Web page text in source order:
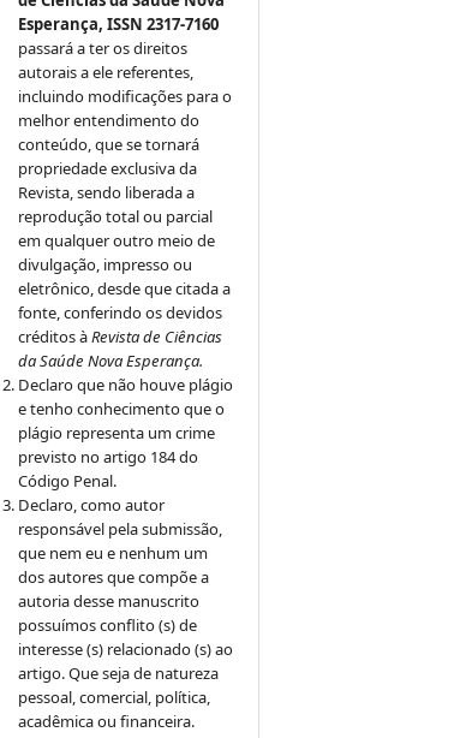
Esperança, ISSN 2317-7160
passará a ter os direitos
autorais a ele referentes,
incluindo modificações para o
melhor entendimento do
conteúdo, que se tornará
propriedade exclusiva da
Revista, sendo liberada a
reprodução total ou parcial
em qualquer outro meio de
divulgação, impresso ou
eletrônico, desde que citada a
fonte, conferindo os devidos
créditos àRevista de Ciências
da Saúde Nova Esperança.
Declaro que não houve plágio
e tenho conhecimento que o
plágio representa um crime
previsto no artigo 184 do
Código Penal.
Declaro, como autor
responsável pela submissão,
que nem eu e nenhum um
dos autores que compõe a
autoria desse manuscrito
possuímos conflito (s) de
interesse (s) relacionado (s) ao
artigo. Que seja de natureza
pessoal, comercial, política,
acadêmica ou financeira.